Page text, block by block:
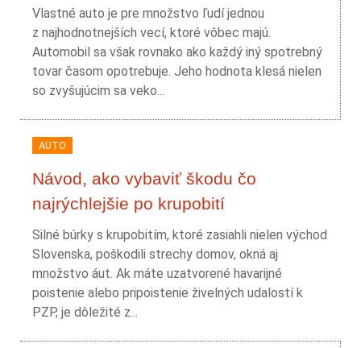
Vlastné auto je pre množstvo ľudí jednou
z najhodnotnejších vecí, ktoré vôbec majú.
Automobil sa však rovnako ako každý iný spotrebný
tovar časom opotrebuje. Jeho hodnota klesá nielen
so zvyšujúcim sa veko...
AUTO
Návod, ako vybaviť škodu čo
najrýchlejšie po krupobití
Silné búrky s krupobitím, ktoré zasiahli nielen východ
Slovenska, poškodili strechy domov, okná aj
množstvo áut. Ak máte uzatvorené havarijné
poistenie alebo pripoistenie živelných udalostí k
PZP, je dôležité z...